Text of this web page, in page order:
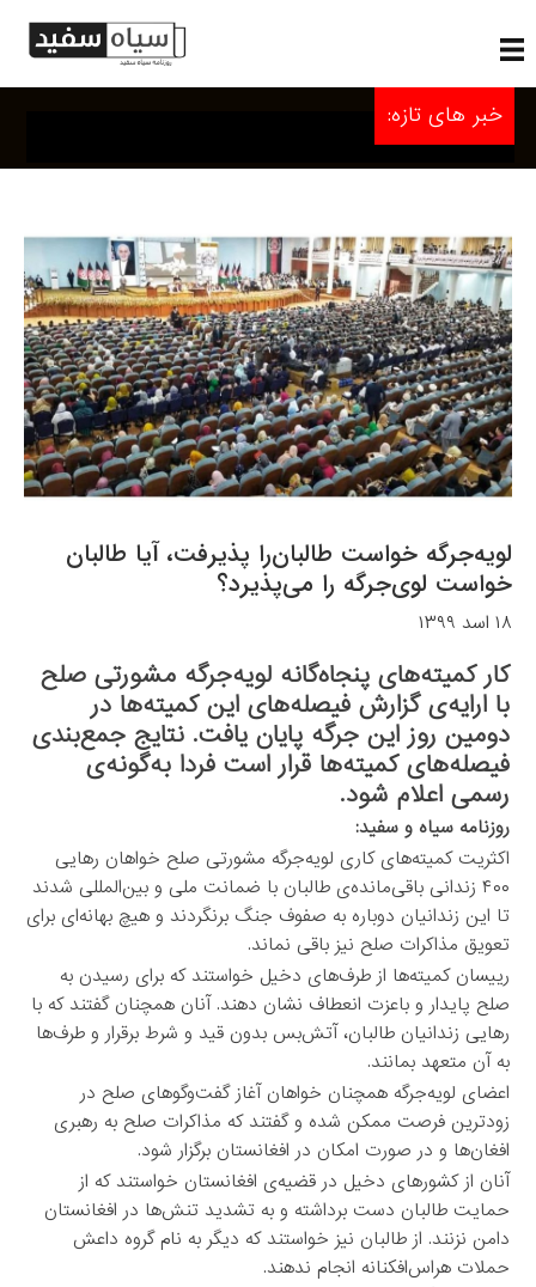
خبر های تازه:
لویه‌جرگه خواست طالبان‌را پذیرفت، آیا طالبان
خواست لوی‌جرگه را می‌پذیرد؟
۱۸ اسد ۱۳۹۹
کار کمیته‌های پنجاه‌گانه لویه‌جرگه مشورتی صلح
با ارایه‌ی گزارش فیصله‌های این کمیته‌ها در
دومین روز این جرگه پایان یافت. نتایج جمع‌بندی
فیصله‌های کمیته‌ها قرار است فردا به‌گونه‌ی
رسمی اعلام شود.
روزنامه سیاه و سفید:
اکثریت کمیته‌های کاری لویه‌جرگه مشورتی صلح خواهان رهایی
۴۰۰ زندانی باقی‌مانده‌ی طالبان با ضمانت ملی و بین‌المللی شدند
تا این زندانیان دوباره به صفوف جنگ برنگردند و هیچ بهانه‌ای برای
تعویق مذاکرات صلح نیز باقی نماند.
رییسان کمیته‌ها از طرف‌های دخیل خواستند که برای رسیدن به
صلح پایدار و باعزت انعطاف نشان دهند. آنان همچنان گفتند که با
رهایی زندانیان طالبان، آتش‌بس بدون قید و شرط برقرار و طرف‌ها
به آن متعهد بمانند.
اعضای لویه‌جرگه همچنان خواهان آغاز گفت‌وگوهای صلح در
زودترین فرصت ممکن شده و گفتند که مذاکرات صلح به رهبری
افغان‌ها و در صورت امکان در افغانستان برگزار شود.
آنان از کشورهای دخیل در قضیه‌ی افغانستان خواستند که از
حمایت طالبان دست برداشته و به تشدید تنش‌ها در افغانستان
دامن نزنند. از طالبان نیز خواستند که دیگر به نام گروه داعش
حملات هراس‌افکنانه انجام ندهند.